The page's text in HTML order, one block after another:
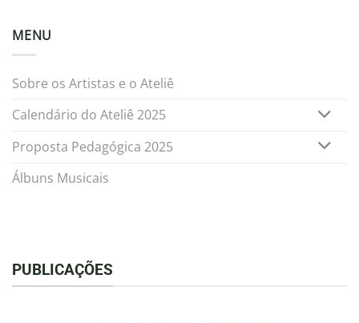
MENU
Sobre os Artistas e o Ateliê
Calendário do Ateliê 2025
Proposta Pedagógica 2025
Álbuns Musicais
PUBLICAÇÕES